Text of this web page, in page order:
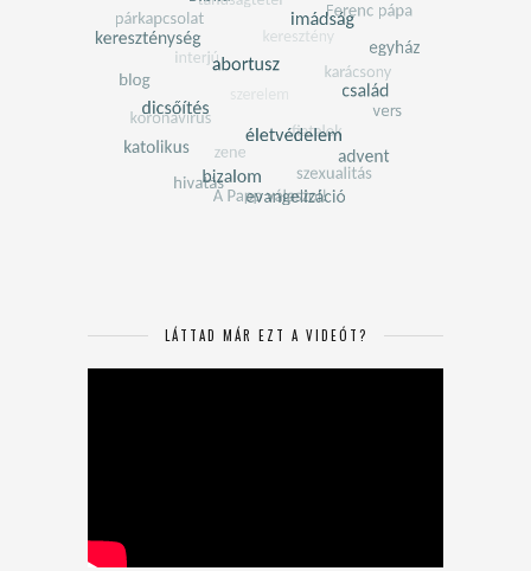
LÁTTAD MÁR EZT A VIDEÓT?